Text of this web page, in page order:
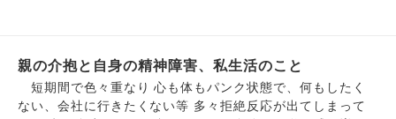
うな症状がある方が、お寺で祈祷してもらったところ治っ
た、だからあなたも行ってみたらと進められ私に連れて行っ
て欲しいと言われています。 私自身、仏壇で仏様に手を合
かが分かりません。また、医師からは再開の目処立っていな
いとも言われました。 お坊さんからは自分の命と相手の命
にかかっているからそんな簡単に許可降りないとも言われて
親の介抱と自身の精神障害、私生活のこと
短期間で色々重なり 心も体もパンク状態で、何もしたく
ない、会社に行きたくない等 多々拒絶反応が出てしまって